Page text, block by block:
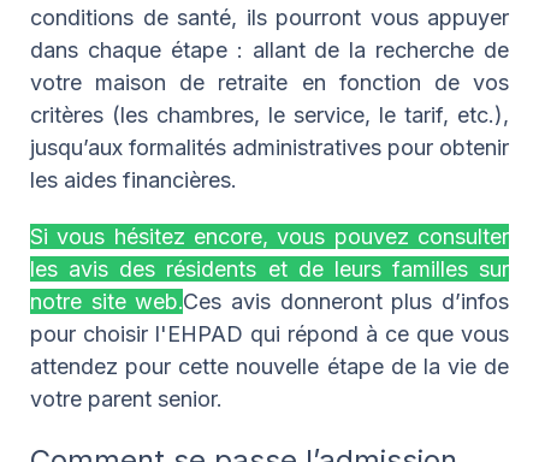
conditions de santé, ils pourront vous appuyer
dans chaque étape : allant de la recherche de
votre maison de retraite en fonction de vos
critères (les chambres, le service, le tarif, etc.),
jusqu’aux formalités administratives pour obtenir
les aides financières.
Si vous hésitez encore, vous pouvez consulter
les avis des résidents et de leurs familles sur
notre site web.Ces avis donneront plus d’infos
pour choisir l'EHPAD qui répond à ce que vous
attendez pour cette nouvelle étape de la vie de
votre parent senior.